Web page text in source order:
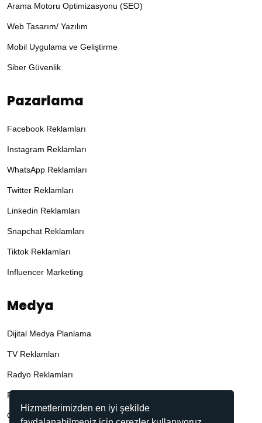
Hizmetlerimizden en iyi şekilde
Arama Motoru Optimizasyonu (SEO)
Web Tasarım/ Yazılım
Mobil Uygulama ve Geliştirme
Siber Güvenlik
Pazarlama
Facebook Reklamları
Instagram Reklamları
WhatsApp Reklamları
Twitter Reklamları
Linkedin Reklamları
Snapchat Reklamları
Tiktok Reklamları
Influencer Marketing
Medya
Dijital Medya Planlama
TV Reklamları
Radyo Reklamları
Prodüksiyon
Outdoor Reklamları